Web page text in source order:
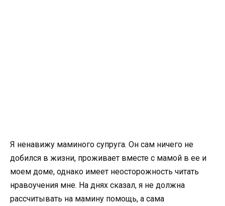
Я ненавижу маминого супруга. Он сам ничего не
добился в жизни, проживает вместе с мамой в ее и
моем доме, однако имеет неосторожность читать
нравоучения мне. На днях сказал, я не должна
рассчитывать на мамину помощь, а сама